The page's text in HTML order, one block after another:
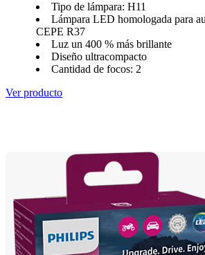
Tipo de lámpara: H11
Lámpara LED homologada para
CEPE R37
Luz un 400 % más brillante
Diseño ultracompacto
Cantidad de focos: 2
Ver producto